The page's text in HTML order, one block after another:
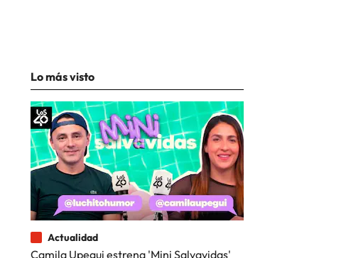
Lo más visto
Actualidad
Camila Upegui estrena 'Mini Salvavidas'